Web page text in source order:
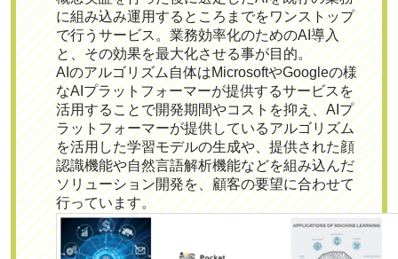
に組み込み運用するところまでをワンストップ
で行うサービス。業務効率化のためのAI導入
と、その効果を最大化させる事が目的。
AIのアルゴリズム自体はMicrosoftやGoogleの様
なAIプラットフォーマーが提供するサービスを
活用することで開発期間やコストを抑え、AIプ
ラットフォーマーが提供しているアルゴリズム
を活用した学習モデルの生成や、提供された顔
認識機能や自然言語解析機能などを組み込んだ
ソリューション開発を、顧客の要望に合わせて
行っています。